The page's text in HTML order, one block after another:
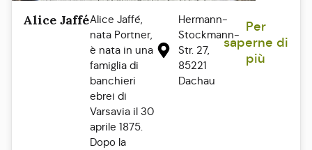
Alice JafféAlice Jaffé,
nata Portner,
è nata in una
famiglia di
banchieri
ebrei di
Varsavia il 30
aprile 1875.
Dopo la
Hermann-
Stockmann-
Str. 27,
85221
Dachau
Per
saperne di
più